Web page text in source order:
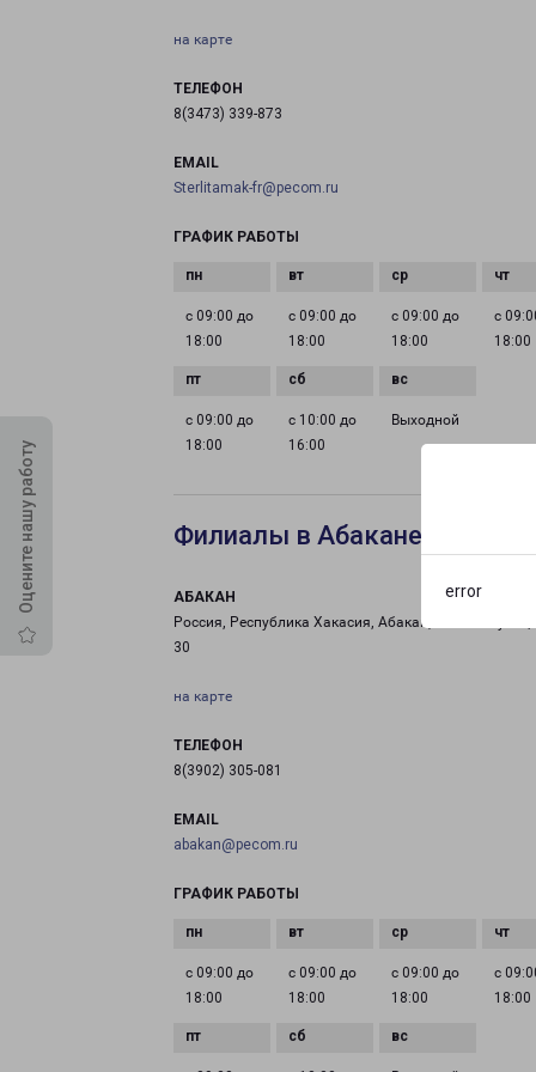
error
Оцените нашу работу
на карте
ТЕЛЕФОН
8(3473) 339-873
EMAIL
Sterlitamak-fr@pecom.ru
ГРАФИК РАБОТЫ
с 09:00 до
18:00
с 09:00 до
18:00
с 09:00 до
18:00
с
18:00
с 09:00 до
18:00
с 10:00 до
16:00
Выходной
Филиалы в Абакане
АБАКАН
Россия, Республика Хакасия, Абакан, Хлебная улица,
30
на карте
ТЕЛЕФОН
8(3902) 305-081
EMAIL
abakan@pecom.ru
ГРАФИК РАБОТЫ
с 09:00 до
18:00
с 09:00 до
18:00
с 09:00 до
18:00
с
18:00